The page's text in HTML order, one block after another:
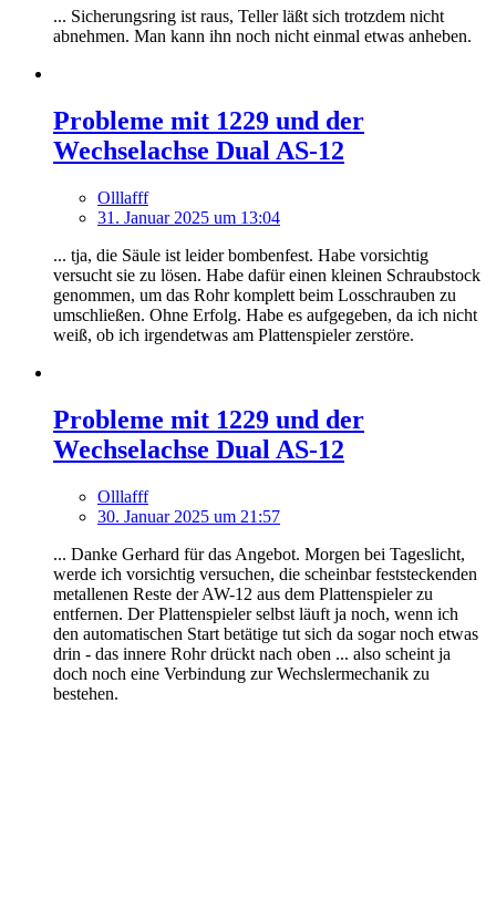
... Sicherungsring ist raus, Teller läßt sich trotzdem nicht
abnehmen. Man kann ihn noch nicht einmal etwas anheben.
Probleme mit 1229 und der
Wechselachse Dual AS-12
Olllafff
31. Januar 2025 um 13:04
... tja, die Säule ist leider bombenfest. Habe vorsichtig
versucht sie zu lösen. Habe dafür einen kleinen Schraubstock
genommen, um das Rohr komplett beim Losschrauben zu
umschließen. Ohne Erfolg. Habe es aufgegeben, da ich nicht
weiß, ob ich irgendetwas am Plattenspieler zerstöre.
Probleme mit 1229 und der
Wechselachse Dual AS-12
Olllafff
30. Januar 2025 um 21:57
... Danke Gerhard für das Angebot. Morgen bei Tageslicht,
werde ich vorsichtig versuchen, die scheinbar feststeckenden
metallenen Reste der AW-12 aus dem Plattenspieler zu
entfernen. Der Plattenspieler selbst läuft ja noch, wenn ich
den automatischen Start betätige tut sich da sogar noch etwas
drin - das innere Rohr drückt nach oben ... also scheint ja
doch noch eine Verbindung zur Wechslermechanik zu
bestehen.